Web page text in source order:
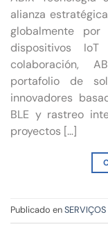
alianza
globalmente
dispositivos
colaboración,
portafolio de
innovadores
BLE y rastreo
proyectos […]
Publicado enSERVIÇOS